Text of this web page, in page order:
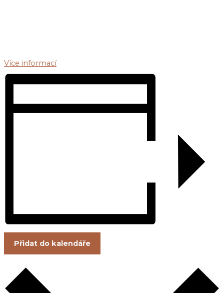
Více informací
Přidat do kalendáře